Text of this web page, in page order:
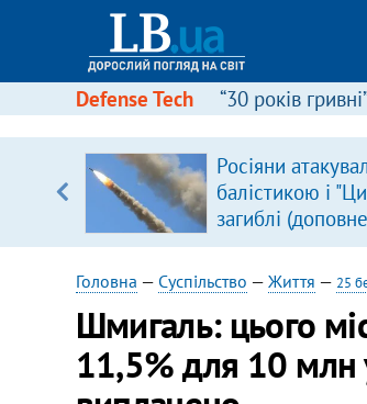
Defense Tech “30 років
Росіяни
балістикою і
загиблі
Головна — Суспільство — Життя — 25
Шмигаль: цього
11,5% для 10 млн